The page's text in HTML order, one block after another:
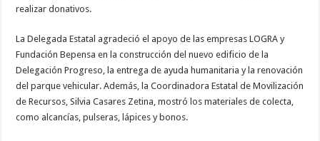
realizar donativos.
La Delegada Estatal agradeció el apoyo de las empresas LOGRA y
Fundación Bepensa en la construcción del nuevo edificio de la
Delegación Progreso, la entrega de ayuda humanitaria y la renovación
del parque vehicular. Además, la Coordinadora Estatal de Movilización
de Recursos, Silvia Casares Zetina, mostró los materiales de colecta,
como alcancías, pulseras, lápices y bonos.